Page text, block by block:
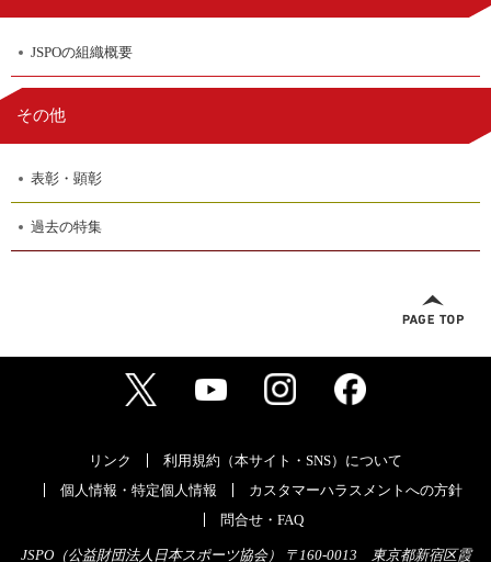
JSPOの組織概要
その他
表彰・顕彰
過去の特集
リンク
利用規約（本サイト・SNS）について
個人情報・特定個人情報
カスタマーハラスメントへの方針
問合せ・FAQ
JSPO（公益財団法人日本スポーツ協会） 〒160-0013 東京都新宿区霞